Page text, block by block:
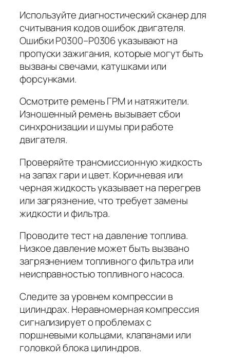
Используйте диагностический сканер для
считывания кодов ошибок двигателя.
Ошибки P0300–P0306 указывают на
пропуски зажигания, которые могут быть
вызваны свечами, катушками или
форсунками.
Осмотрите ремень ГРМ и натяжители.
Изношенный ремень вызывает сбои
синхронизации и шумы при работе
двигателя.
Проверяйте трансмиссионную жидкость
на запах гари и цвет. Коричневая или
черная жидкость указывает на перегрев
или загрязнение, что требует замены
жидкости и фильтра.
Проводите тест на давление топлива.
Низкое давление может быть вызвано
загрязнением топливного фильтра или
неисправностью топливного насоса.
Следите за уровнем компрессии в
цилиндрах. Неравномерная компрессия
сигнализирует о проблемах с
поршневыми кольцами, клапанами или
головкой блока цилиндров.